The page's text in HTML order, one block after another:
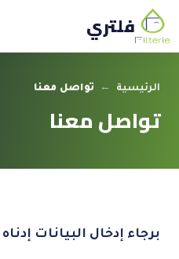
فلتري
الرئيسية ← تواصل معنا
تواصل معنا
برجاء إدخال البيانات إدناه